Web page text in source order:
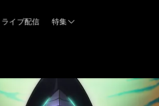
ライブ配信 特集
06/03